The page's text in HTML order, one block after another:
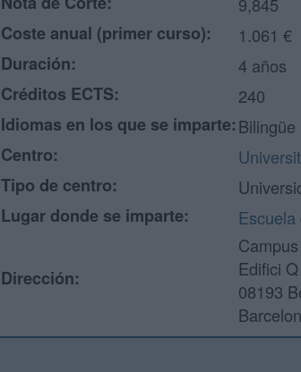
Coste anual (primer curso):
1.061 €
Duración:
4 años
Créditos ECTS:
240
Idiomas en los que se imparte:
Centro:
Tipo de centro:
Lugar donde se imparte:
Dirección:
Edifici Q
08193